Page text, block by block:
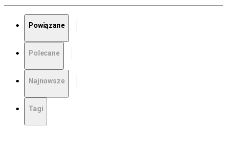
Powiązane
Polecane
Najnowsze
Tagi